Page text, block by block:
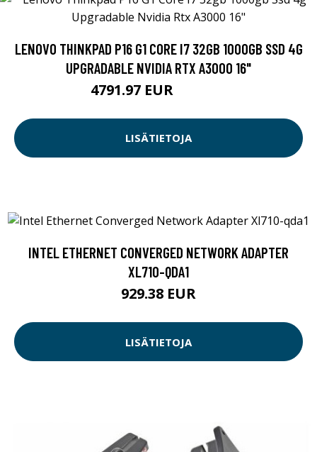
LENOVO THINKPAD P16 G1 CORE I7 32GB 1000GB SSD 4G
UPGRADABLE NVIDIA RTX A3000 16"
4791.97 EUR
LISÄTIETOJA
INTEL ETHERNET CONVERGED NETWORK ADAPTER
XL710-QDA1
929.38 EUR
LISÄTIETOJA